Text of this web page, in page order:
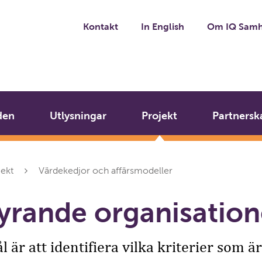
Kontakt In English Om IQ
Utlysningar Projekt
Värdekedjor och affärsmodeller
är att identifiera vilka kriterier som